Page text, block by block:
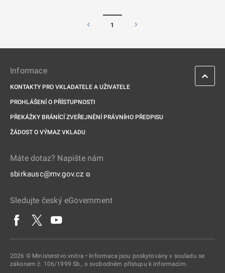
1
Informace
KONTAKTY PRO VKLADATELE A UŽIVATELE
PROHLÁŠENÍ O PŘÍSTUPNOSTI
PŘEKÁŽKY BRÁNÍCÍ ZVEŘEJNĚNÍ PRÁVNÍHO PŘEDPISU
ŽÁDOST O VÝMAZ VKLADU
Máte dotaz? Napište nám
sbirkausc@mv.gov.cz ⧉
Sledujte český eGovernment
2026 © Ministerstvo vnitra • Informace jsou poskytovány v souladu se
zákonem č. 106/1999 Sb., o svobodném přístupu k informacím.